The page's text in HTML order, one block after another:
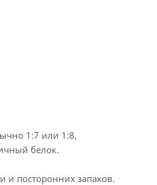
1:7 или 1:8,
белок.
и посторонних запахов.